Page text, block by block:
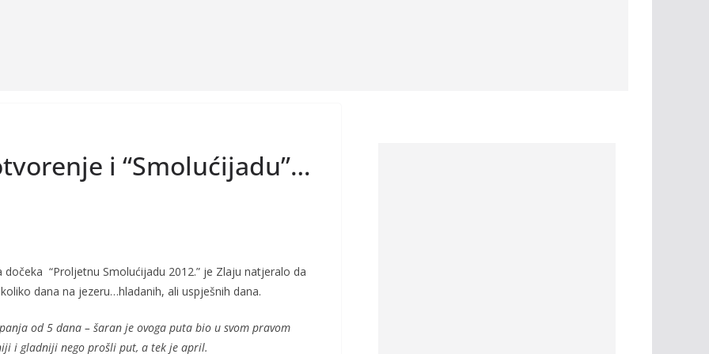
i “Smolućijadu”…
dočeka “Proljetnu Smolućijadu 2012.” je Zlaju natjeralo da
dana na jezeru…hladanih, ali uspješnih dana.
od 5 dana – šaran je ovoga puta bio u svom pravom
i gladniji nego prošli put, a tek je april.